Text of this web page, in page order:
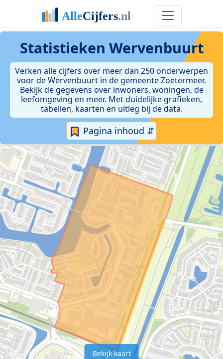
Statistieken Wervenbuurt
Verken alle cijfers over meer dan 250 onderwerpen
voor de Wervenbuurt in de gemeente Zoetermeer.
Bekijk de gegevens over inwoners, woningen, de
leefomgeving en meer. Met duidelijke grafieken,
tabellen, kaarten en uitleg bij de data.
Pagina inhoud ⇵
Bekijk kaart